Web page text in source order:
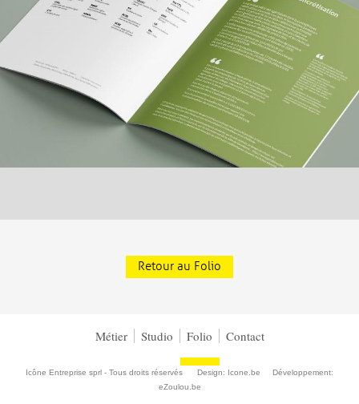
Retour au Folio
Métier Studio Folio Contact
Icône Entreprise sprl - Tous droits réservés Design: Icone.be Développement:
eZoulou.be